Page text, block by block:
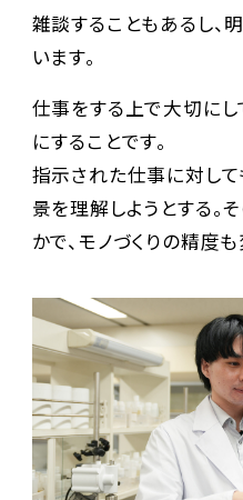
雑談することもあるし、
います。
仕事をする上で大切にし
にすることです。
指示された仕事に対して
景を理解しようとする。
かで、モノづくりの精度